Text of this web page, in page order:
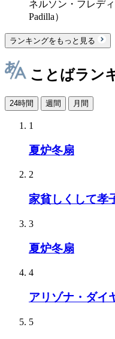
ネルソン・フレデ
Padilla）
ランキングをもっと見る
ことばラン
24時間 週間 月間
1
夏炉冬扇
2
家貧しくして孝
3
夏炉冬扇
4
アリゾナ・ダイ
5